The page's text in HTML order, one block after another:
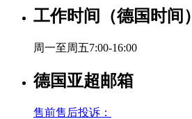
工作时间（德国时间）
周一至周五7:00-16:00
德国亚超邮箱
售前售后投诉：